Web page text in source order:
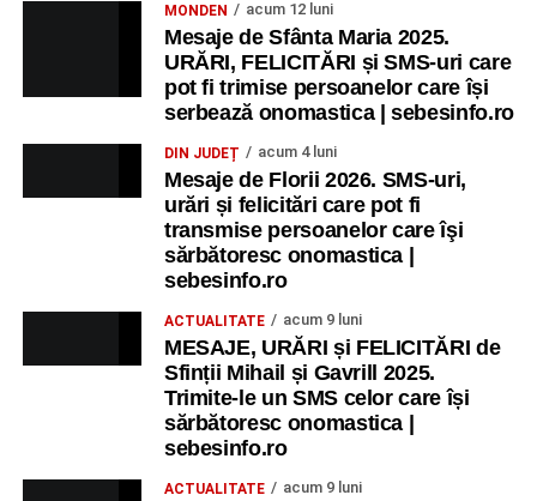
MONDEN acum 12 luni
Mesaje de Sfânta Maria 2025.
URĂRI, FELICITĂRI și SMS-uri care
pot fi trimise persoanelor care își
serbează onomastica | sebesinfo.ro
DIN JUDEȚ acum 4 luni
Mesaje de Florii 2026. SMS-uri,
urări și felicitări care pot fi
transmise persoanelor care îşi
sărbătoresc onomastica |
sebesinfo.ro
ACTUALITATE acum 9 luni
MESAJE, URĂRI și FELICITĂRI de
Sfinții Mihail și Gavrill 2025.
Trimite-le un SMS celor care își
sărbătoresc onomastica |
sebesinfo.ro
ACTUALITATE acum 9 luni